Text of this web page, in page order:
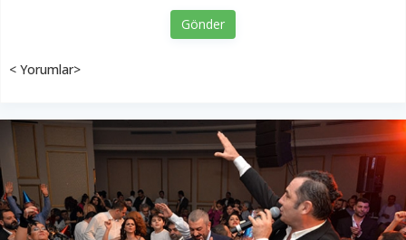
Gönder
< Yorumlar>